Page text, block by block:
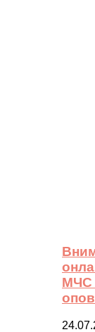
МЧС